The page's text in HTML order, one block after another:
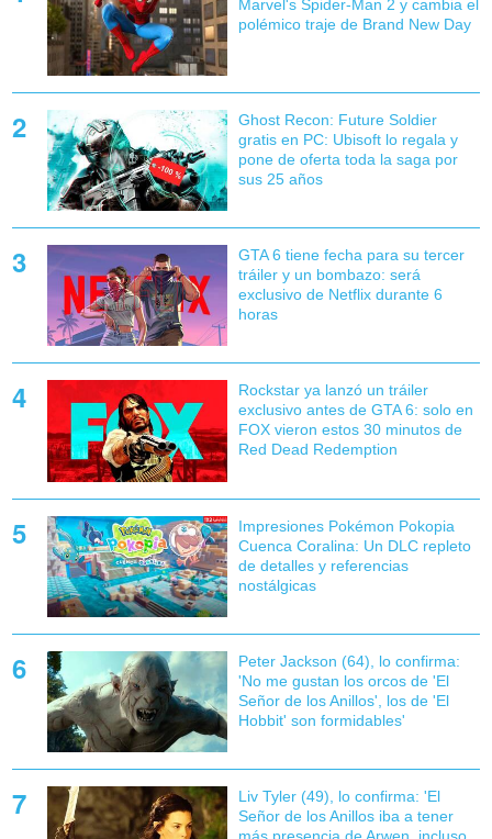
Marvel's Spider-Man 2 y cambia el
polémico traje de Brand New Day
Ghost Recon: Future Soldier
gratis en PC: Ubisoft lo regala y
pone de oferta toda la saga por
sus 25 años
GTA 6 tiene fecha para su tercer
tráiler y un bombazo: será
exclusivo de Netflix durante 6
horas
Rockstar ya lanzó un tráiler
exclusivo antes de GTA 6: solo en
FOX vieron estos 30 minutos de
Red Dead Redemption
Impresiones Pokémon Pokopia
Cuenca Coralina: Un DLC repleto
de detalles y referencias
nostálgicas
Peter Jackson (64), lo confirma:
'No me gustan los orcos de 'El
Señor de los Anillos', los de 'El
Hobbit' son formidables'
Liv Tyler (49), lo confirma: 'El
Señor de los Anillos iba a tener
más presencia de Arwen, incluso